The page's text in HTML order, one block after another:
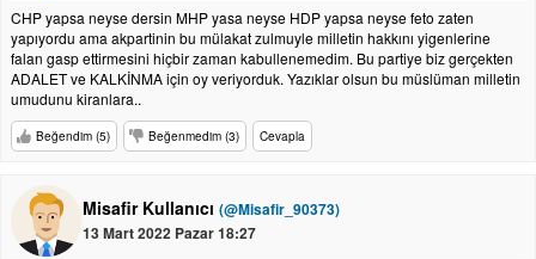
CHP yapsa neyse dersin MHP yasa neyse HDP yapsa neyse feto zaten
yapıyordu ama akpartinin bu mülakat zulmuyle milletin hakkını yigenlerine
falan gasp ettirmesini hiçbir zaman kabullenemedim. Bu partiye biz gerçekten
ADALET ve KALKİNMA için oy veriyorduk. Yazıklar olsun bu müslüman milletin
umudunu kiranlara..
Beğendim (5) Beğenmedim (3) Cevapla
Misafir Kullanıcı (@Misafir_90373)
13 Mart 2022 Pazar 18:27